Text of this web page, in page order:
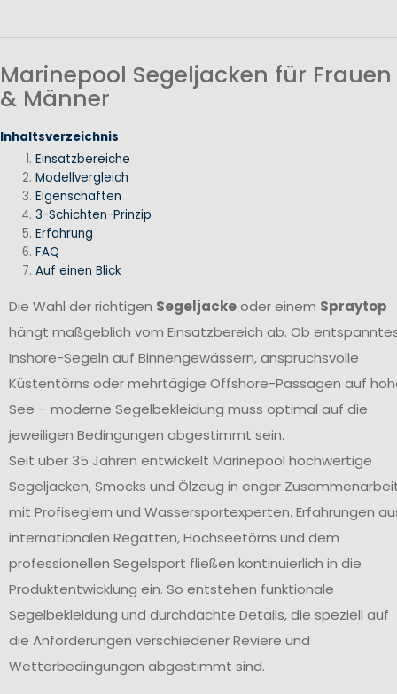
Marinepool Segeljacken für Frauen
& Männer
Inhaltsverzeichnis
Einsatzbereiche
Modellvergleich
Eigenschaften
3-Schichten-Prinzip
Erfahrung
FAQ
Auf einen Blick
Die Wahl der richtigen Segeljackeoder einem Spraytop
hängt maßgeblich vom Einsatzbereich ab. Ob
Inshore-Segeln auf Binnengewässern, anspruchsvolle
Küstentörns oder mehrtägige Offshore-Passagen auf
See – moderne Segelbekleidung muss optimal auf die
jeweiligen Bedingungen abgestimmt sein.
Seit über 35 Jahren entwickelt Marinepool hochwertige
Segeljacken, Smocks und Ölzeug in enger
mit Profiseglern und Wassersportexperten. Erfahrungen
internationalen Regatten, Hochseetörns und dem
professionellen Segelsport fließen kontinuierlich in die
Produktentwicklung ein. So entstehen funktionale
Segelbekleidung und durchdachte Details, die speziell auf
die Anforderungen verschiedener Reviere und
Wetterbedingungen abgestimmt sind.